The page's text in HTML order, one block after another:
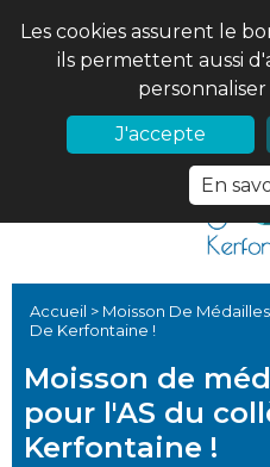
Les cookies assurent le
ils permettent aussi
J'accepte
En
02 97 56 61 18
Accueil > Moisson De
De Kerfontaine !
Moisson de
pour l'AS du
Kerfontaine !